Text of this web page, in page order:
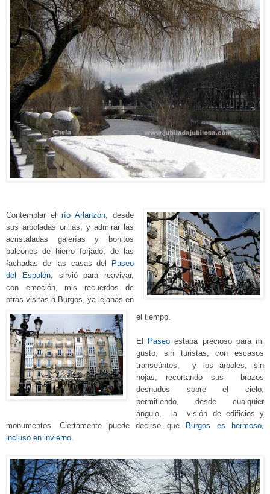
Contemplar elrío Arlanzón , desde
sus arboladas orillas, y admirar las
acristaladas galerías y bonitos
balcones de hierro forjado, de las
fachadas de las casas del Paseo
del Espolón, sirvió para reavivar,
con emoción, mis recuerdos de
otras visitas a Burgos, ya lejanas en
el tiempo.
El Paseoestaba precioso para mi
gusto, sin turistas, con escasos
transeúntes, y los árboles, sin
hojas, recortando sus brazos
desnudos sobre el cielo,
permitiendo, desde cualquier
ángulo, la visión de edificios y
monumentos. Ciertamente puede decirse que
Burgos es hermoso,
incluso en invierno.